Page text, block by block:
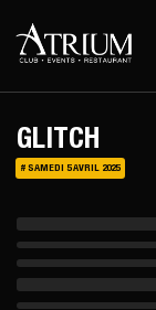
Warning:
/var/www/vhosts/
GLITCH
# SAMEDI 5 AVRIL 2025